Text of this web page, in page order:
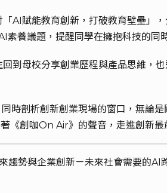
AI賦能教育創新，打破教育壁壘」
養議題，提醒同學在擁抱科技的同
到母校分享創業歷程與產品思維，
時剖析創新創業現場的窗口，無論
《創咖On Air》的聲音，走進創新最
勢與企業創新－未來社會需要的